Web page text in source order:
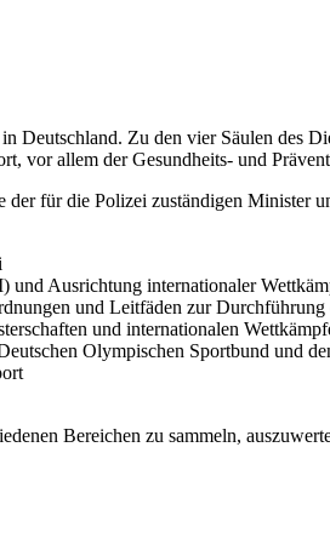
Zu den vier Säulen des
vor allem der Gesundheits- und
für die Polizei zuständigen Minister
und Ausrichtung internationaler
und Leitfäden zur
und internationalen
Olympischen Sportbund und
Bereichen zu sammeln,